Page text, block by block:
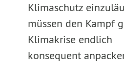
Klimaschutz
müssen den Kampf
Klimakrise endlich
konsequent